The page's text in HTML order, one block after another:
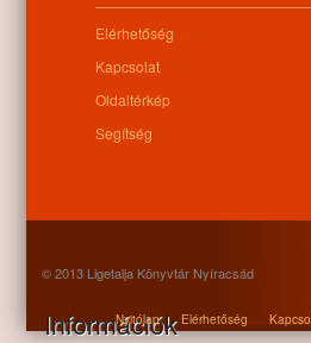
Kapcsolódó anyagok
Nem található kapcsolódó anyag
Információk
Elérhetőség
Kapcsolat
Oldaltérkép
Segítség
© 2013 Ligetalja Könyvtár Nyíracsád
Nyitólap Elérhetőség